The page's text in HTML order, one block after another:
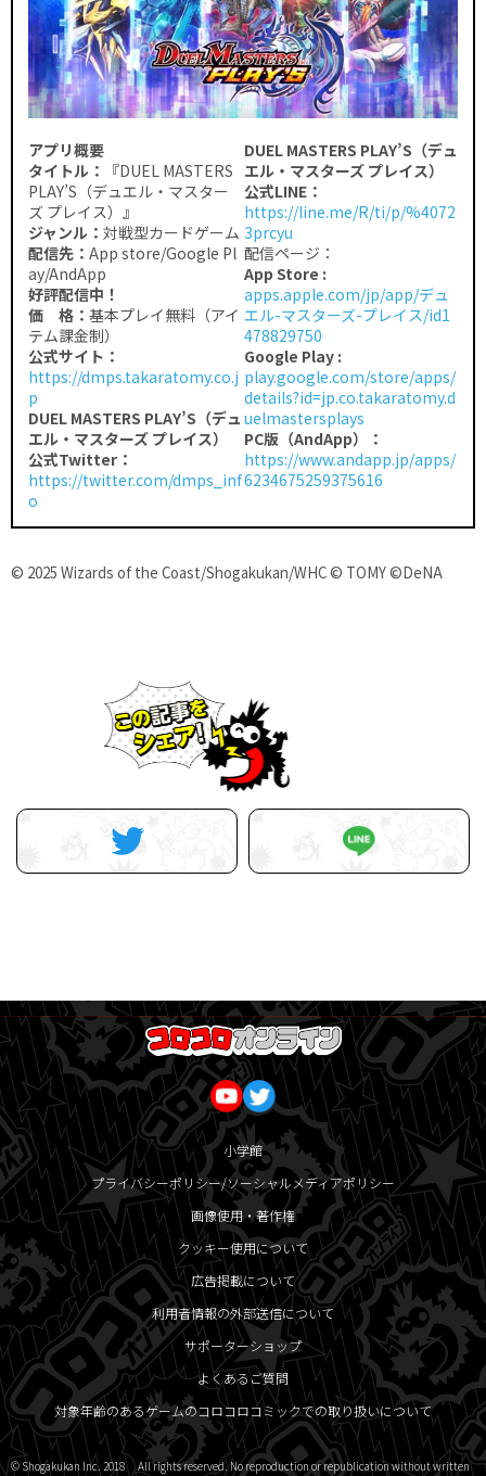
アプリ概要
タイトル：
『DUEL MASTERS
PLAY’S（デュエル・マスター
ズ プレイス）』
ジャンル： 対戦型カードゲーム
配信先： App store/Google Pl
ay/AndApp
好評配信中！
価 格： 基本プレイ無料（アイ
テム課金制）
公式サイト：
https://dmps.takaratomy.co.j
p
DUEL MASTERS PLAY’S（デュ
エル・マスターズ プレイス）
公式Twitter：
https://twitter.com/dmps_inf
o
DUEL MASTERS PLAY’S（デュ
エル・マスターズ プレイス）
公式LINE：
https://line.me/R/ti/p/%4072
3prcyu
配信ページ：
App Store :
apps.apple.com/jp/app/デュ
エル-マスターズ-プレイス/id1
478829750
Google Play :
play.google.com/store/apps/
details?id=jp.co.takaratomy.d
uelmastersplays
PC版（AndApp）：
https://www.andapp.jp/apps/
6234675259375616
© 2025 Wizards of the Coast/Shogakukan/WHC © TOMY ©DeNA
小学館
プライバシーポリシー/ソーシャルメディアポリシー
画像使用・著作権
クッキー使用について
広告掲載について
利用者情報の外部送信について
サポーターショップ
よくあるご質問
対象年齢のあるゲームのコロコロコミックでの取り扱いについて
© Shogakukan Inc. 2018 All rights reserved. No reproduction or republication without written